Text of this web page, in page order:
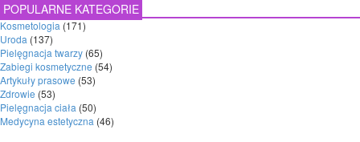
POPULARNE KATEGORIE
Kosmetologia (171)
Uroda (137)
Pielęgnacja twarzy (65)
Zabiegi kosmetyczne (54)
Artykuły prasowe (53)
Zdrowie (53)
Pielęgnacja ciała (50)
Medycyna estetyczna (46)